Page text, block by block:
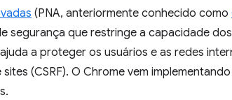
(PNA, anteriormente conhecido como
segurança que restringe a capacidade
a proteger os usuários e as redes
(CSRF). O Chrome vem